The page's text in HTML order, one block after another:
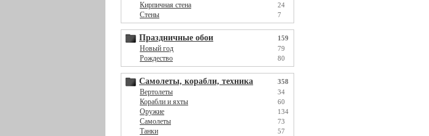
Кирпичная стена 24
Стены 7
Праздничные обои 159
Новый год 79
Рождество 80
Самолеты, корабли, техника 358
Вертолеты 34
Корабли и яхты 60
Оружие 134
Самолеты 73
Танки 57